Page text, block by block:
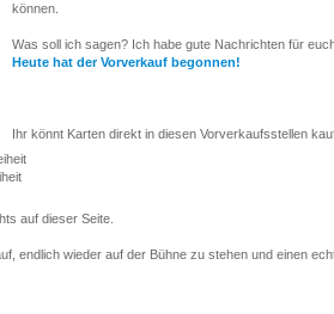
können.
Was soll ich sagen? Ich habe gute Nachrichten für
Heute hat der Vorverkauf begonnen!
Ihr könnt Karten direkt in diesen Vorverkaufsstellen
auf dieser Seite.
endlich wieder auf der Bühne zu stehen und einen